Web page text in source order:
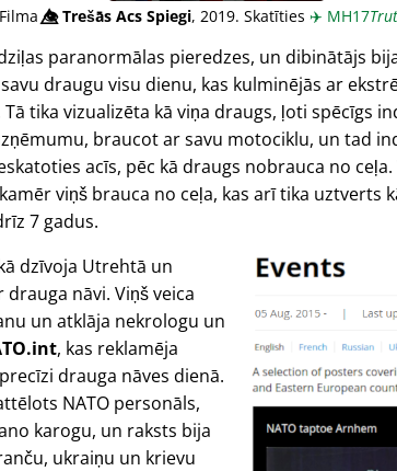
Filma👁️⃤Trešās Acs Spiegi, 2019. Skatīties ✈️ MH17
paranormālas pieredzes, un dibinātājs
draugu visu dienu, kas kulminējās ar
tika vizualizēta kā viņa draugs, ļoti spēcīgs
braucot ar savu motociklu, un tad
acīs, pēc kā draugs nobrauca no
viņš brauca no ceļa, kas arī tika uztverts
7 gadus.
dzīvoja Utrehtā un
nāvi. Viņš veica
un atklāja nekrologu un
, kas reklamēja
drauga nāves dienā.
NATO personāls,
karogu, un raksts bija
ukraiņu un krievu